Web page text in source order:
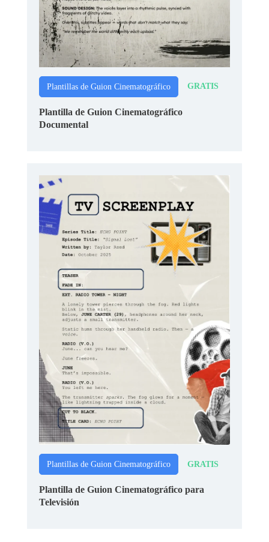
Plantillas de Guion Cinematográfico GRATIS
Plantilla de Guion Cinematográfico
Documental
Plantillas de Guion Cinematográfico GRATIS
Plantilla de Guion Cinematográfico para
Televisión